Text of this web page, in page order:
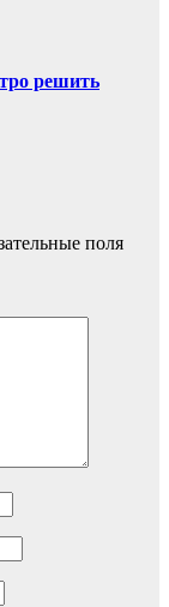
решить
поля